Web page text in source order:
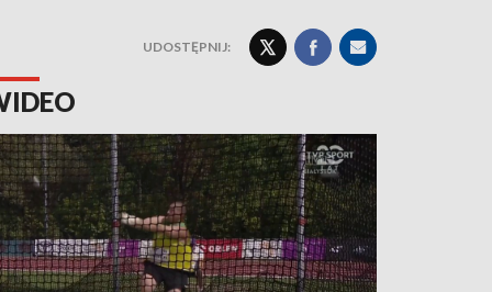
UDOSTĘPNIJ: